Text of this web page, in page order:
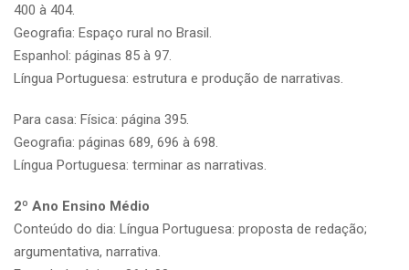
400 à 404.
Geografia: Espaço rural no Brasil.
Espanhol: páginas 85 à 97.
Língua Portuguesa: estrutura e produção de narrativas.
Para casa: Física: página 395.
Geografia: páginas 689, 696 à 698.
Língua Portuguesa: terminar as narrativas.
2º Ano Ensino Médio
Conteúdo do dia: Língua Portuguesa: proposta de redação;
argumentativa, narrativa.